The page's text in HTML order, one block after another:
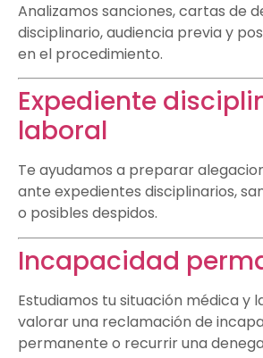
Analizamos sanciones, cartas de
disciplinario, audiencia previa y
en el procedimiento.
Expediente
laboral
Te ayudamos a preparar
ante expedientes disciplinarios,
o posibles despidos.
Incapacidad
Estudiamos tu situación médica y
valorar una reclamación de
permanente o recurrir una